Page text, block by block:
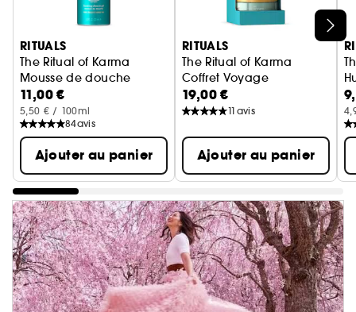
Ignorer le carrousel produits
RITUALS
The Ritual of Karma
Mousse de douche
11,00 €
5,50 € / 100ml
84avis
Ajouter au panier
RITUALS
The Ritual of Karma
Coffret Voyage
19,00 €
11 avis
Ajouter au panier